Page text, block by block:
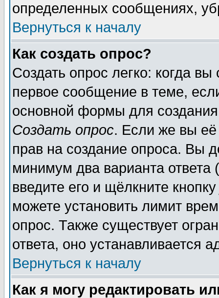
определенных сообщениях,
Вернуться к началу
Как создать опрос?
Создать опрос легко: когда
первое сообщение в теме,
основной формы для
Создать опрос. Если же вы её
прав на создание опроса. Вы
минимум два варианта ответа
введите его и щёлкните
можете установить лимит
опрос. Также существует
ответа, оно устанавливается
Вернуться к началу
Как я могу редактировать